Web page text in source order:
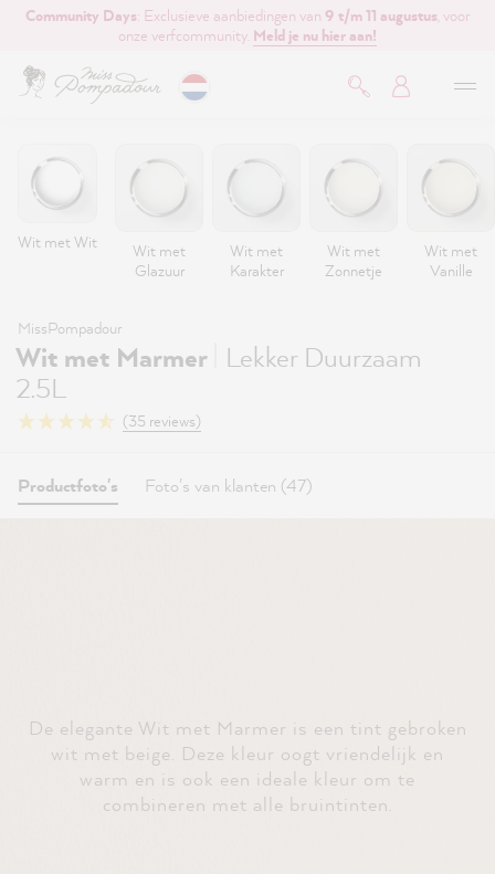
hoofdinhoud
Community Days: Exclusieve aanbiedingen van 9 t/m 11 augustus , voor
onze verfcommunity. Meld je nu hier aan!
Wit met Wit
Wit met
Glazuur
Wit met
Karakter
Wit met
Zonnetje
Wit met
Vanille
MissPompadour
Wit met Marmer Lekker Duurzaam
2.5L
(35 reviews)
Productfoto's Foto's van klanten (47)
De elegante Wit met Marmer is een tint gebroken
wit met beige. Deze kleur oogt vriendelijk en
warm en is ook een ideale kleur om te
combineren met alle bruintinten.